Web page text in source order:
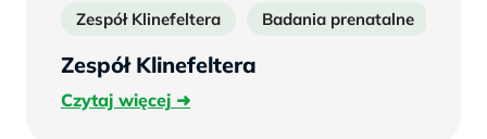
Zespół Klinefeltera Badania prenatalne
Zespół Klinefeltera
Czytaj więcejCzytaj